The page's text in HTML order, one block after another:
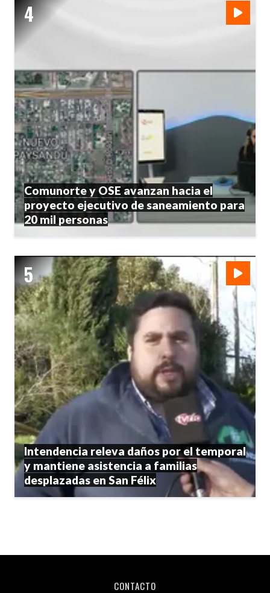
Comunorte y OSE avanzan hacia el
proyecto ejecutivo de saneamiento para
20 mil personas
Intendencia releva daños por el temporal
y mantiene asistencia a familias
desplazadas en San Félix
CONTACTO